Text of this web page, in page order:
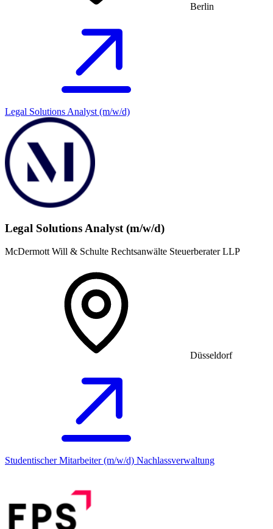
Berlin
Legal Solutions Analyst (m/w/d)
Legal Solutions Analyst (m/w/d)
McDermott Will & Schulte Rechtsanwälte Steuerberater LLP
Düsseldorf
Studentischer Mitarbeiter (m/w/d) Nachlassverwaltung